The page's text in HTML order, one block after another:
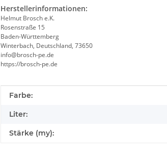
Herstellerinformationen:
Helmut Brosch e.K.
Rosenstraße 15
Baden-Württemberg
Winterbach, Deutschland, 73650
info@brosch-pe.de
https://brosch-pe.de
Produkteigenschaft
Wert
Farbe:
Liter:
Stärke (my):